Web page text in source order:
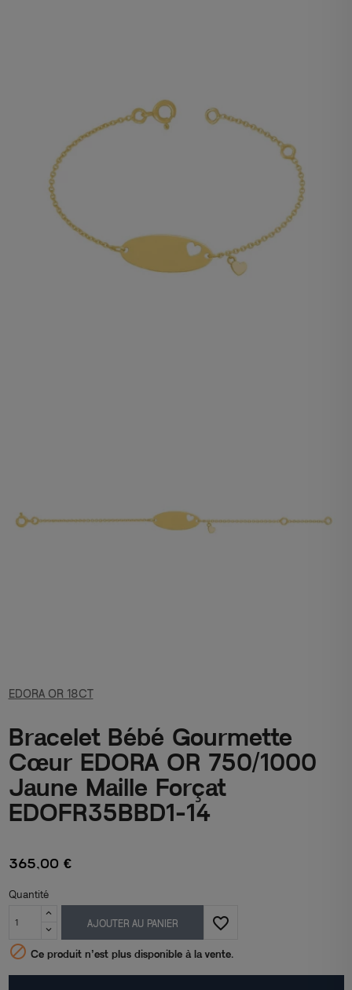
EDORA OR 18CT
Bracelet Bébé Gourmette
Cœur EDORA OR 750/1000
Jaune Maille Forçat
EDOFR35BBD1-14
365,00 €
Quantité
AJOUTER AU PANIER
favorite_border
 Ce produit n’est plus disponible à la vente.